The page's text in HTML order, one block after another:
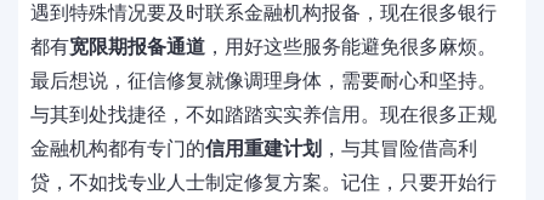
遇到特殊情况要及时联系金融机构报备，现在很多银行
都有宽限期报备通道 ，用好这些服务能避免很多麻烦。
最后想说，征信修复就像调理身体，需要耐心和坚持。
与其到处找捷径，不如踏踏实实养信用。现在很多正规
金融机构都有专门的信用重建计划 ，与其冒险借高利
贷，不如找专业人士制定修复方案。记住，只要开始行